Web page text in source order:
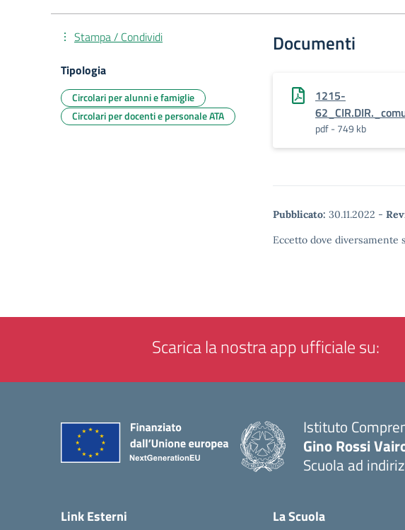
Documenti
1215-
pdf - 749 kb
Pubblicato: 30.11.2022 -
Eccetto dove diversamente
Stampa / Condividi
Tipologia
Circolari per alunni e famiglie
Circolari per docenti e personale ATA
Scarica la nostra app ufficiale su:
Istituto
Gino Rossi
Scuola ad
Link Esterni La Scuola